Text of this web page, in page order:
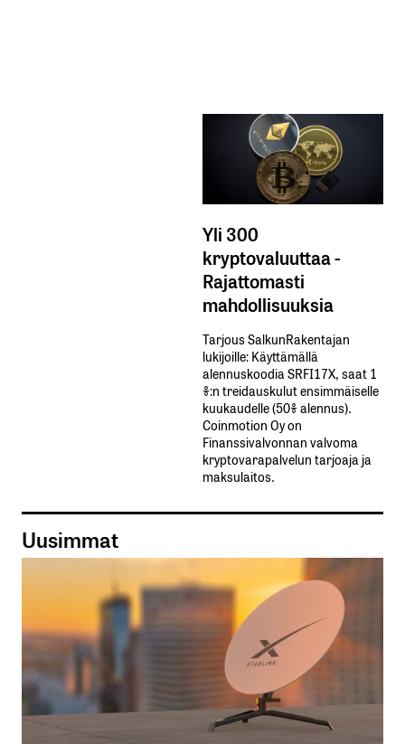
Yli 300
kryptovaluuttaa -
Rajattomasti
mahdollisuuksia
Tarjous SalkunRakentajan
lukijoille: Käyttämällä​ ​
alennuskoodia​ ​SRFI17X,​ ​saat​ ​1
%:n treidauskulut​ ​ensimmäiselle​ ​
kuukaudelle​ ​(50%​ ​alennus).
Coinmotion Oy on
Finanssivalvonnan valvoma
kryptovarapalvelun tarjoaja ja
maksulaitos.
Uusimmat